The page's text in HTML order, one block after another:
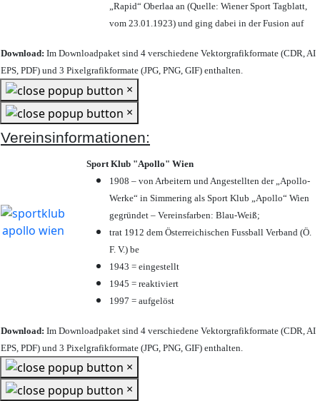
„Rapid“ Oberlaa an (Quelle: Wiener Sport Tagblatt,
vom 23.01.1923) und ging dabei in der Fusion auf
Download: Im Downloadpaket sind 4 verschiedene Vektorgrafikformate (CDR, AI
EPS, PDF) und 3 Pixelgrafikformate (JPG, PNG, GIF) enthalten.
×
×
Vereinsinformationen:
Sport Klub "Apollo" Wien
1908 – von Arbeitern und Angestellten der „Apollo-
Werke“ in Simmering als Sport Klub „Apollo“ Wien
gegründet – Vereinsfarben: Blau-Weiß;
trat 1912 dem Österreichischen Fussball Verband (Ö.
F. V.) be
1943 = eingestellt
1945 = reaktiviert
1997 = aufgelöst
Download: Im Downloadpaket sind 4 verschiedene Vektorgrafikformate (CDR, AI
EPS, PDF) und 3 Pixelgrafikformate (JPG, PNG, GIF) enthalten.
×
×